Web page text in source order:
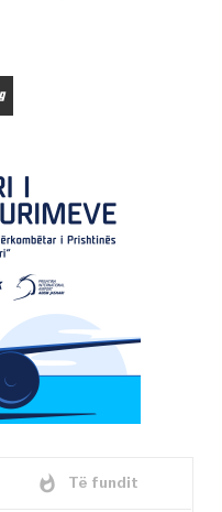
whatshot Të fundit